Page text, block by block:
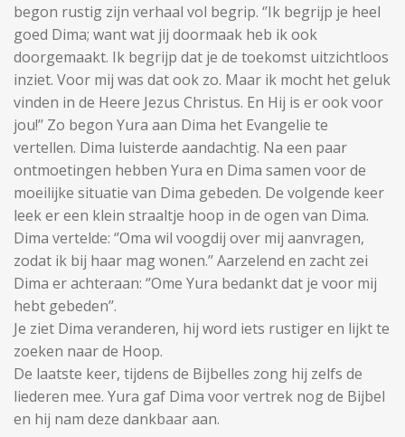
begon rustig zijn verhaal vol begrip. ‘’Ik begrijp je heel
goed Dima; want wat jij doormaak heb ik ook
doorgemaakt. Ik begrijp dat je de toekomst uitzichtloos
inziet. Voor mij was dat ook zo. Maar ik mocht het geluk
vinden in de Heere Jezus Christus. En Hij is er ook voor
jou!’’ Zo begon Yura aan Dima het Evangelie te
vertellen. Dima luisterde aandachtig. Na een paar
ontmoetingen hebben Yura en Dima samen voor de
moeilijke situatie van Dima gebeden. De volgende keer
leek er een klein straaltje hoop in de ogen van Dima.
Dima vertelde: ‘’Oma wil voogdij over mij aanvragen,
zodat ik bij haar mag wonen.’’ Aarzelend en zacht zei
Dima er achteraan: ‘’Ome Yura bedankt dat je voor mij
hebt gebeden’’.
Je ziet Dima veranderen, hij word iets rustiger en lijkt te
zoeken naar de Hoop.
De laatste keer, tijdens de Bijbelles zong hij zelfs de
liederen mee. Yura gaf Dima voor vertrek nog de Bijbel
en hij nam deze dankbaar aan.